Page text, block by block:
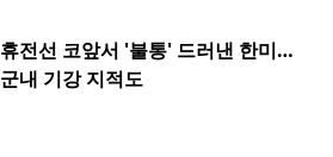
휴전선 코앞서 '불통' 드러낸 한미…
군내 기강 지적도